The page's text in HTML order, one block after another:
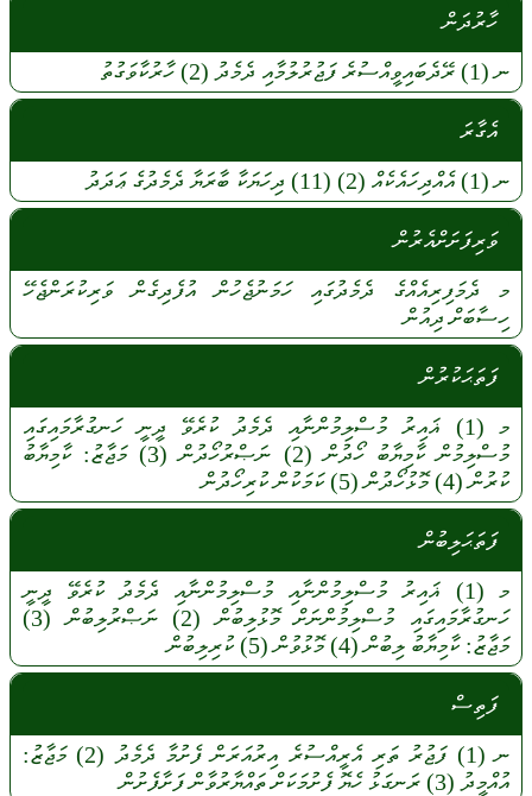
ހާރުދަން
ނ(1) ރޭދެބައިވީއްސުރެފަޖުރުލުމާއި ދެމެދު (2) ހާރުކާވަގުތު
އެގާރަ
ނ(1) އެއްދިހައެކެއް (2)
(11) ދިހަޔަކާ ބާރަޔާ ދެމެދުގެޢަދަދު
ވަރިފަށަށްއެރުން
މ ދެމަފިރިއެއްގެ ދެމެދުގައިހަމަނުޖެހުންއުފެދިގެންވަރިކުރަންޖެހޭ
ހިސާބަށްދިއުން
ފަތަޙަކުރުން
މ (1) ޣައިރު މުސްލިމުންނާއި ދެމެދު ކުރެވޭ ދީނީހަނގުރާމައިގައި
މުސްލިމުންކާމިޔާބުހޯދުން (2) ނަޞްރުހޯދުން (3) މަޖާޒު:ކާމިޔާބު
ކުރުން(4) މޮޅުހޯދުން(5) ކަމަކުންކުރިހޯދުން
ފަތަޙަލިބުން
މ (1) ޣައިރު މުސްލިމުންނާއި މުސްލިމުންނާއި ދެމެދު ކުރެވޭ ދީނީ
ހަނގުރާމައިގައި މުސްލިމުންނަށްމޮޅުލިބުން (2) ނަޞްރުލިބުން (3)
މަޖާޒު:ކާމިޔާބު ލިބުން(4) މޮޅުވުން(5) ކުރިލިބުން
ފަތިސް
ނ (1) ފަޖުރު ތަރިއެރީއްސުރެ އިރުއަރަންފެށުމާ ދެމެދު (2)
މަޖާޒު:
އުއްމީދު (3) ރަނގަޅުހެޔޮފެށުމަކަށްތައްޔާރުވާންފަށާފެށުން